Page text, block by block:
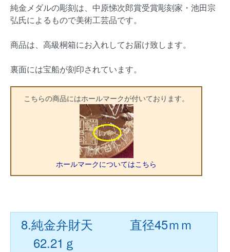
純金メダルの彫刻は、中原悌次郎賞受賞彫刻家・池田宗
弘氏によるもので美術工芸品です。
商品は、高級桐箱にお入れしてお届け致します。
裏面には宝船が刻印されています。
こちらの商品にはホールマークが付いております。
ホールマークについてはこちら
8.純金弁財天 直径45ｍｍ
62.21ｇ